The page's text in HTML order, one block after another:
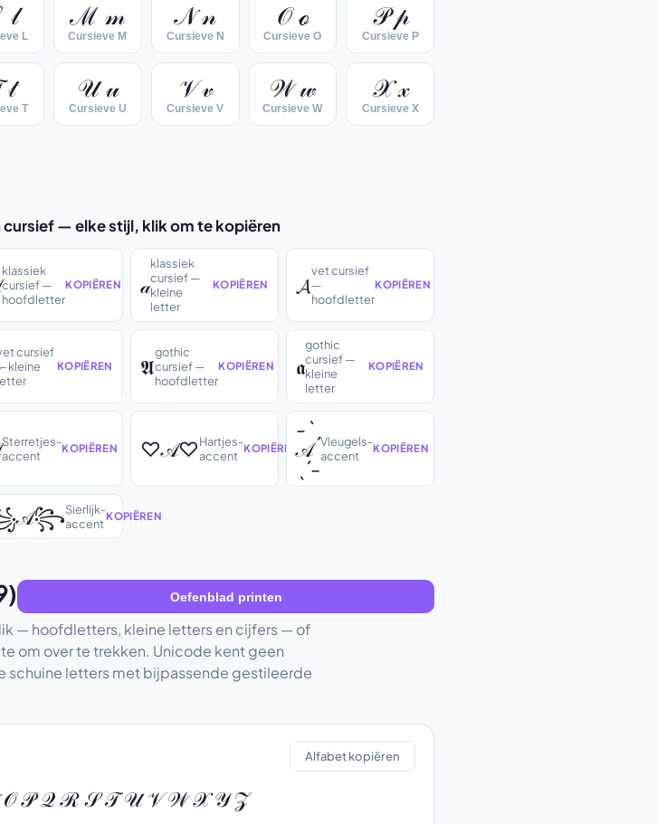
L
ℳ 𝓂
Cursieve M
𝒩 𝓃
Cursieve N
𝒪 ℴ
Cursieve O
𝒫 𝓅
Cursieve P
T
𝒰 𝓊
Cursieve U
𝒱 𝓋
Cursieve V
𝒲 𝓌
Cursieve W
𝒳 𝓍
Cursieve X
cursief — elke stijl, klik om te kopiëren
klassiek
cursief —
hoofdletter
KOPIËREN 𝒶
klassiek
cursief —
kleine
letter
KOPIËREN 𝓐
vet cursief
—
hoofdletter
KOPIËREN
cursief
kleine
KOPIËREN 𝕬
gothic
cursief —
hoofdletter
KOPIËREN 𝖆
gothic
cursief —
kleine
letter
KOPIËREN
Sterretjes-
accent
KOPIËREN ♡𝒜♡Hartjes-
accent KOPIËREN
-ˋˏ
𝒜
ˎˊ-
Vleugels-
accent
KOPIËREN
Sierlijk-
accent KOPIËREN
Oefenblad printen
— hoofdletters, kleine letters en cijfers — of
om over te trekken. Unicode kent geen
schuine letters met bijpassende gestileerde
Alfabet kopiëren
𝒫 𝒬 ℛ 𝒮 𝒯 𝒰 𝒱 𝒲 𝒳 𝒴 𝒵